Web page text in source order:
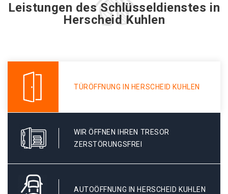
Leistungen des Schlüsseldienstes in
Herscheid Kuhlen
TÜRÖFFNUNG IN HERSCHEID KUHLEN
WIR ÖFFNEN IHREN TRESOR
ZERSTÖRUNGSFREI
AUTOÖFFNUNG IN HERSCHEID KUHLEN